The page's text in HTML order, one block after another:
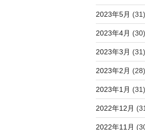
2023年5月 (31)
2023年4月 (30)
2023年3月 (31)
2023年2月 (28)
2023年1月 (31)
2022年12月
2022年11月